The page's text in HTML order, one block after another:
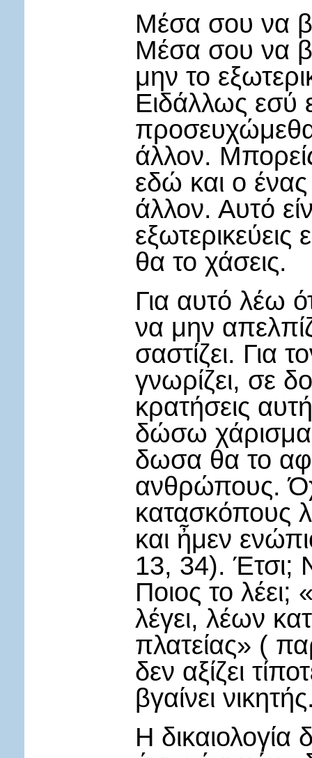
Μέσα σου να
Μέσα σου να
μην το
Ειδάλλως εσύ
άλλον.
εδώ και ο
άλλον. Αυτό
θα το χάσεις.
Για αυτό λέω
να μην
σαστίζει. Για
γνωρίζει, σε
κρατήσεις
δώσω
δωσα θα το
ανθρώπους.
κατασκόπους
και ἦμεν
13, 34). Έτσι;
Ποιος το λέει;
λέγει, λέων
πλατείας» (
δεν αξίζει
βγαίνει
Η